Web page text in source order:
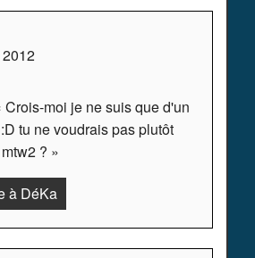
Crois-moi je ne suis que d'un
tu ne voudrais pas plutôt
? »
à DéKa